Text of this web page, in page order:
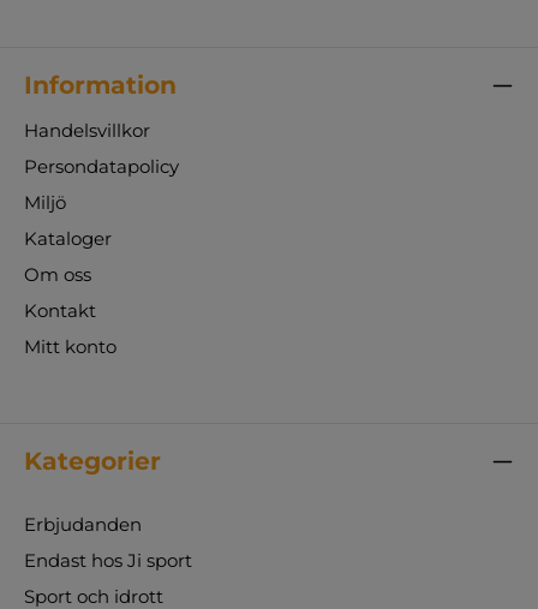
Information
Handelsvillkor
Persondatapolicy
Miljö
Kataloger
Om oss
Kontakt
Mitt konto
Kategorier
Erbjudanden
Endast hos Ji sport
Sport och idrott